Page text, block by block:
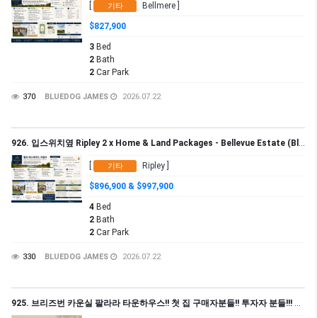
기타 Bellmere ]
$827,900
3 Bed
2 Bath
2 Car Park
370 BLUEDOG JAMES 2026.07.22
926. 입스위치옆 Ripley 2 x Home & Land Packages - Bellevue Estate (Bluedog Property Group)
기타 Ripley ]
$896,900 & $997,900
4 Bed
2 Bath
2 Car Park
330 BLUEDOG JAMES 2026.07.22
925. 브리즈번 카운실 팔라라 타운하우스!! 첫 집 구매자분들!! 투자자 분들!!! 단 4만 9천불 5% 디파짓으로 구매 가능합니다